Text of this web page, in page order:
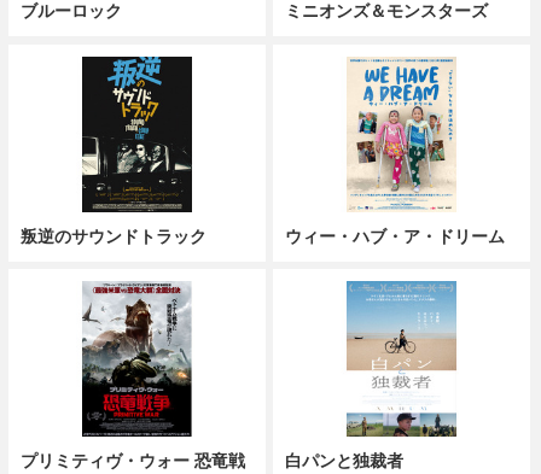
ブルーロック ミニオンズ＆モンスターズ
叛逆のサウンドトラック ウィー・ハブ・ア・ドリーム
プリミティヴ・ウォー 恐竜戦
白パンと独裁者